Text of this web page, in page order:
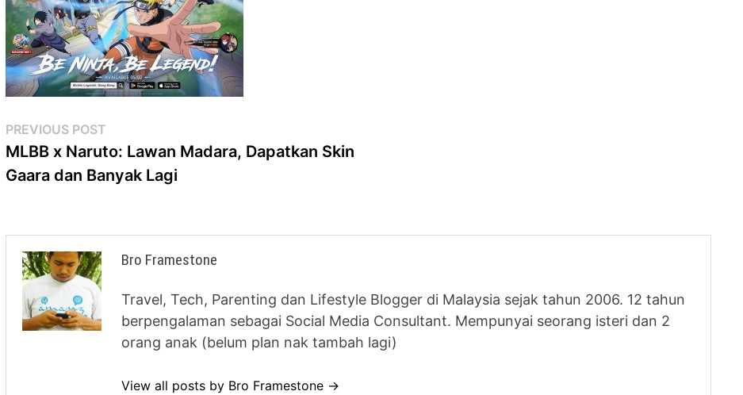
Post
navigation
PREVIOUS POST
post:
MLBB x Naruto: Lawan Madara, Dapatkan Skin
Gaara dan Banyak Lagi
Bro Framestone
Travel, Tech, Parenting dan Lifestyle Blogger di Malaysia sejak tahun 2006. 12 tahun
berpengalaman sebagai Social Media Consultant. Mempunyai seorang isteri dan 2
orang anak (belum plan nak tambah lagi)
View all posts by Bro Framestone →